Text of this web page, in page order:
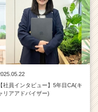
【社員インタビュー】5年目CA(キ
リアアドバイザー)